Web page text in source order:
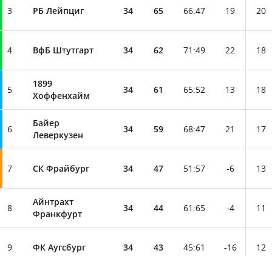
3 РБ Лейпциг 34 65 66:47 19 20
4 ВфБ Штутгарт 34 62 71 :49 22 18
5
1899
Хоффенхайм
34 61 65:52 13 18
6
Байер
Леверкузен
34 59 68:47 21 17
7 СК Фрайбург 34 47 51 :57 -6 13
8
Айнтрахт
Франкфурт
34 44 61 :65 -4 11
9 ФК Аугсбург 34 43 45:61 -16 12